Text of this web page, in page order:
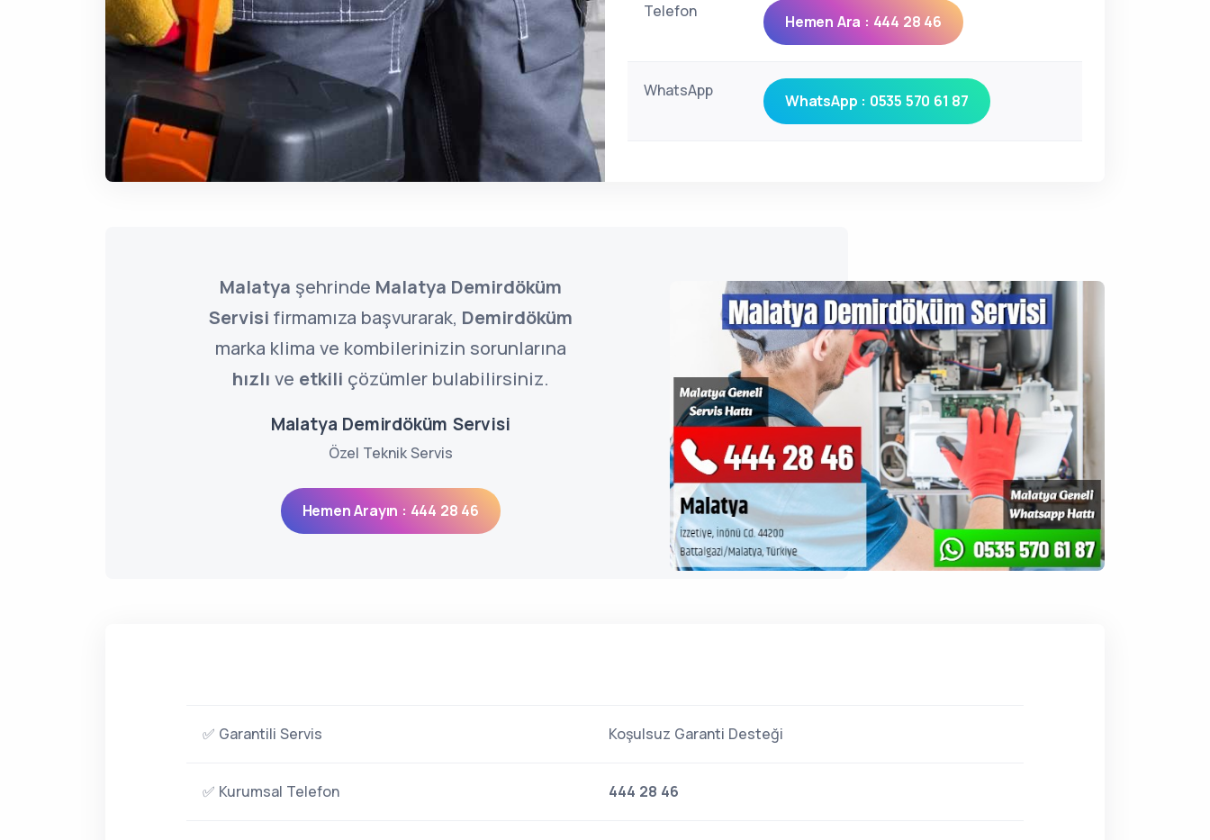
Telefon
Hemen Ara : 444 28 46
WhatsApp
WhatsApp : 0535 570 61 87
Malatya şehrinde Malatya Demirdöküm
Servisi firmamıza başvurarak, Demirdöküm
marka klima ve kombilerinizin sorunlarına
hızlı ve etkili çözümler bulabilirsiniz.
Malatya Demirdöküm Servisi
Özel Teknik Servis
Hemen Arayın : 444 28 46
✅ Garantili Servis Koşulsuz Garanti Desteği
✅ Kurumsal Telefon 444 28 46